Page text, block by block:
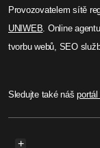
Před 4 roky 1
Karlovy